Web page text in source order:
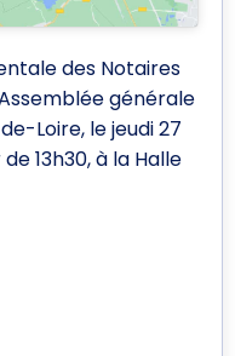
des Notaires
générale
Loire, le jeudi 27
13h30, à la Halle